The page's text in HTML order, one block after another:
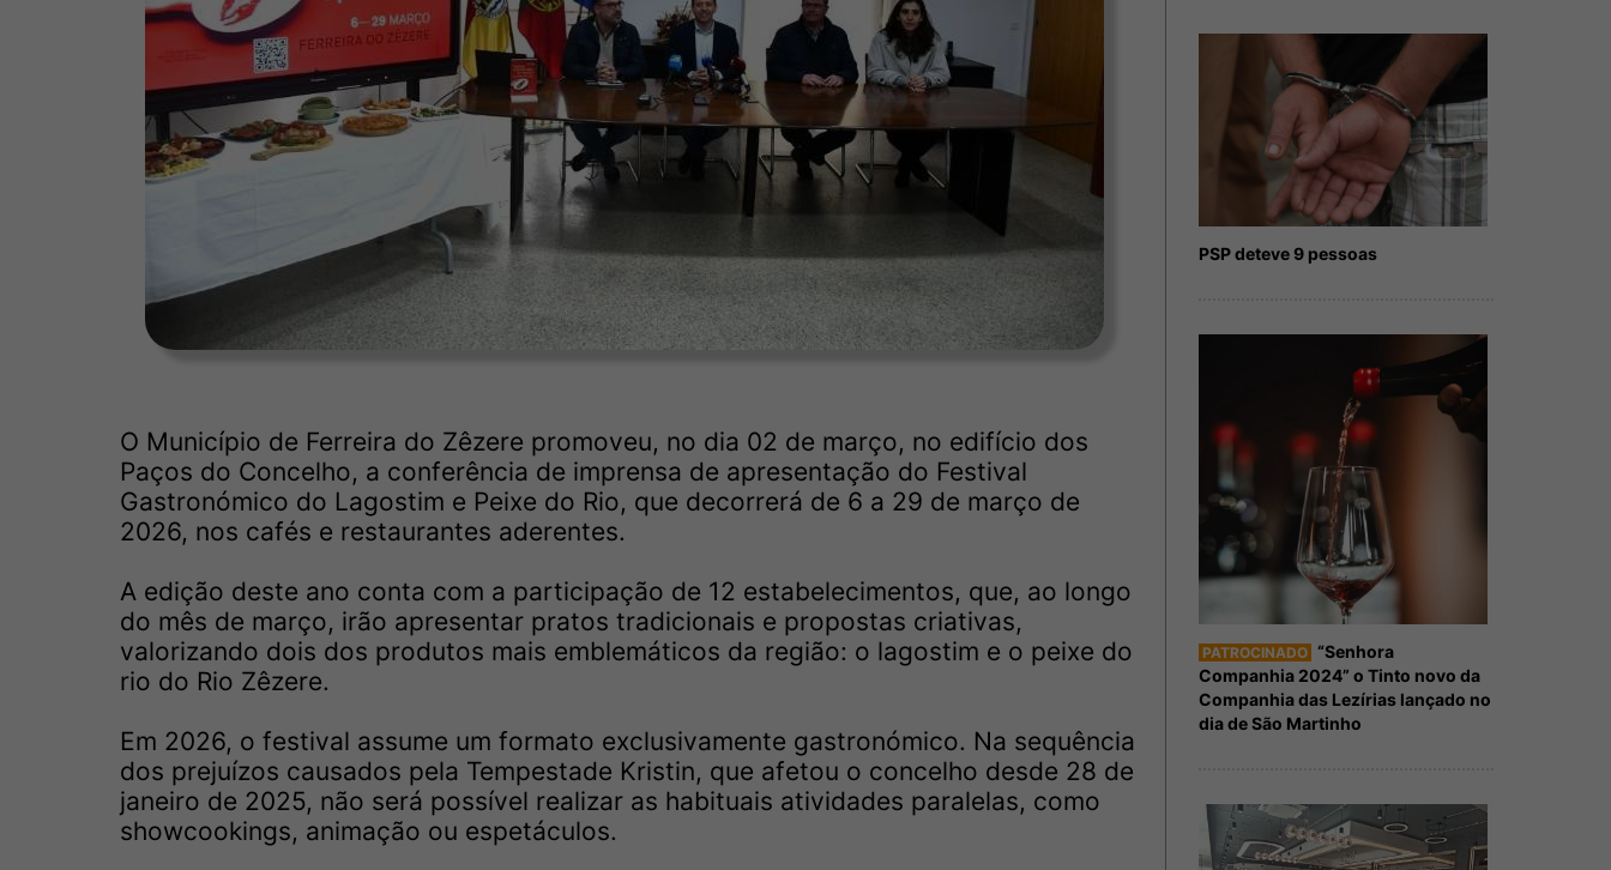
O Município de Ferreira do Zêzere promoveu, no dia 02 de março, no edifício dos
Paços do Concelho, a conferência de imprensa de apresentação do Festival
Gastronómico do Lagostim e Peixe do Rio, que decorrerá de 6 a 29 de março de
2026, nos cafés e restaurantes aderentes.
A edição deste ano conta com a participação de 12 estabelecimentos, que, ao longo
do mês de março, irão apresentar pratos tradicionais e propostas criativas,
valorizando dois dos produtos mais emblemáticos da região: o lagostim e o peixe do
rio do Rio Zêzere.
Em 2026, o festival assume um formato exclusivamente gastronómico. Na sequência
dos prejuízos causados pela Tempestade Kristin, que afetou o concelho desde 28 de
janeiro de 2025, não será possível realizar as habituais atividades paralelas, como
showcookings, animação ou espetáculos.
PSP deteve 9 pessoas
PATROCINADO “Senhora
Companhia 2024” o Tinto novo da
Companhia das Lezírias lançado no
dia de São Martinho